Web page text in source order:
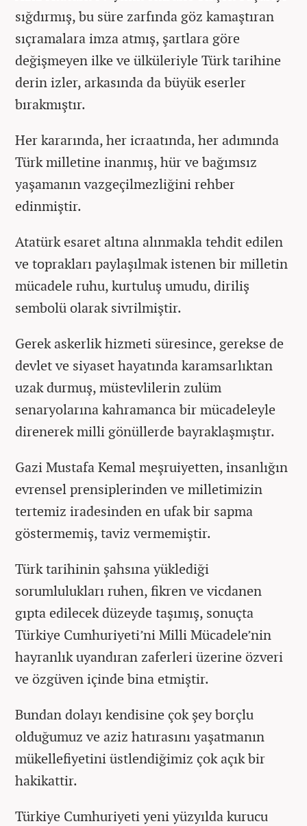
sığdırmış, bu süre zarfında göz kamaştıran
sıçramalara imza atmış, şartlara göre
değişmeyen ilke ve ülküleriyle Türk tarihine
derin izler, arkasında da büyük eserler
bırakmıştır.
Her kararında, her icraatında, her adımında
Türk milletine inanmış, hür ve bağımsız
yaşamanın vazgeçilmezliğini rehber
edinmiştir.
Atatürk esaret altına alınmakla tehdit edilen
ve toprakları paylaşılmak istenen bir milletin
mücadele ruhu, kurtuluş umudu, diriliş
sembolü olarak sivrilmiştir.
Gerek askerlik hizmeti süresince, gerekse de
devlet ve siyaset hayatında karamsarlıktan
uzak durmuş, müstevlilerin zulüm
senaryolarına kahramanca bir mücadeleyle
direnerek milli gönüllerde bayraklaşmıştır.
Gazi Mustafa Kemal meşruiyetten, insanlığın
evrensel prensiplerinden ve milletimizin
tertemiz iradesinden en ufak bir sapma
göstermemiş, taviz vermemiştir.
Türk tarihinin şahsına yüklediği
sorumlulukları ruhen, fikren ve vicdanen
gıpta edilecek düzeyde taşımış, sonuçta
Türkiye Cumhuriyeti’ni Milli Mücadele’nin
hayranlık uyandıran zaferleri üzerine özveri
ve özgüven içinde bina etmiştir.
Bundan dolayı kendisine çok şey borçlu
olduğumuz ve aziz hatırasını yaşatmanın
mükellefiyetini üstlendiğimiz çok açık bir
hakikattir.
Türkiye Cumhuriyeti yeni yüzyılda kurucu